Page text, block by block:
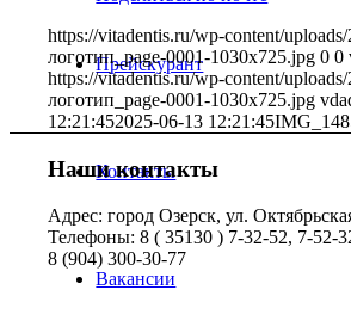
Прейскурант
Контакты
Вакансии
https://vitadentis.ru/wp-content/
логотип_page-0001-1030x725.jpg 0 0
https://vitadentis.ru/wp-content/
логотип_page-0001-1030x725.jpg
12:21:452025-06-13 12:21:45
Наши контакты
Адрес: город Озерск, ул.
Телефоны: 8 ( 35130 ) 7-32-52, 7-52-
8 (904) 300-30-77